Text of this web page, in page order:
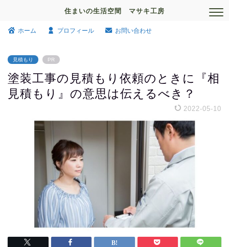
住まいの生活空間 マサキ工房
ホーム プロフィール お問い合わせ
見積もり PR
塗装工事の見積もり依頼のときに『相
見積もり』の意思は伝えるべき？
2022-05-10